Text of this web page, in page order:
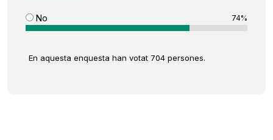
No 74%
En aquesta enquesta han votat 704 persones.